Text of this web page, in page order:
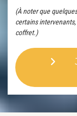
(À noter que
certains
coffret.)